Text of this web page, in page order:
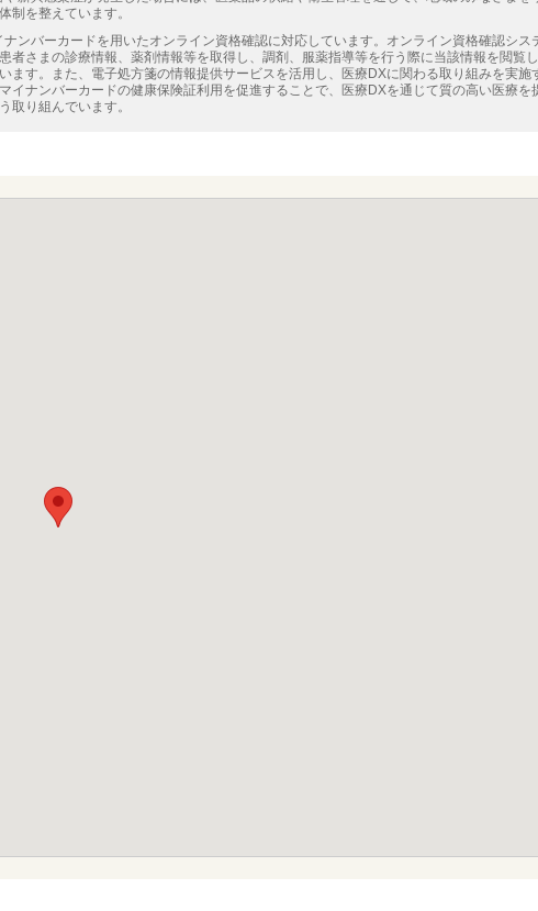
制を整えています。
ナンバーカードを用いたオンライン資格確認に対応しています。オンライン資格確認シス
者さまの診療情報、薬剤情報等を取得し、調剤、服薬指導等を行う際に当該情報を閲覧
ます。また、電子処方箋の情報提供サービスを活用し、医療DXに関わる取り組みを実施
イナンバーカードの健康保険証利用を促進することで、医療DXを通じて質の高い医療を
取り組んでいます。